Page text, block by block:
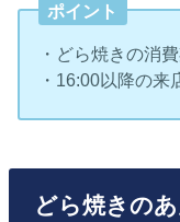
ポイント
・どら焼きの消
・16:00以降の
どら焼きの